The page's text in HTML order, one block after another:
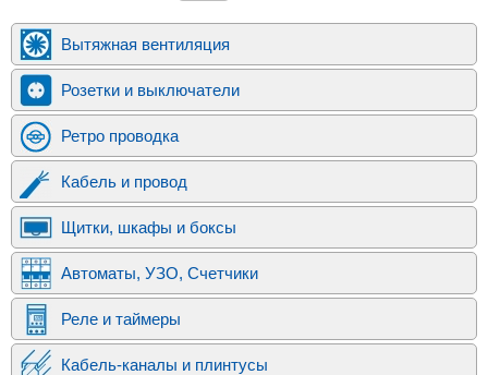
Вытяжная вентиляция
Розетки и выключатели
Ретро проводка
Кабель и провод
Щитки, шкафы и боксы
Автоматы, УЗО, Счетчики
Реле и таймеры
Кабель-каналы и плинтусы